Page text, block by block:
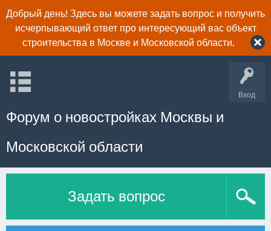
Добрый день! Здесь вы можете задать вопрос и получить
исчерпывающий ответ про интересующий вас объект
строительства в Москве и Московской области.
Вход
Форум о новостройках Москвы и
Московской области
Задать вопрос